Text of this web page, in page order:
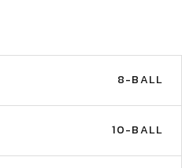
8-BALL
10-BALL